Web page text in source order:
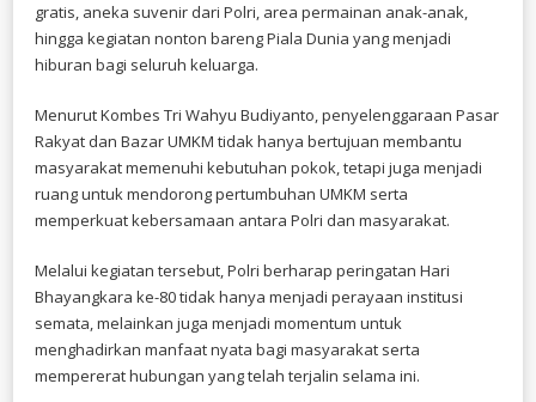
gratis, aneka suvenir dari Polri, area permainan anak-anak,
hingga kegiatan nonton bareng Piala Dunia yang menjadi
hiburan bagi seluruh keluarga.
Menurut Kombes Tri Wahyu Budiyanto, penyelenggaraan Pasar
Rakyat dan Bazar UMKM tidak hanya bertujuan membantu
masyarakat memenuhi kebutuhan pokok, tetapi juga menjadi
ruang untuk mendorong pertumbuhan UMKM serta
memperkuat kebersamaan antara Polri dan masyarakat.
Melalui kegiatan tersebut, Polri berharap peringatan Hari
Bhayangkara ke-80 tidak hanya menjadi perayaan institusi
semata, melainkan juga menjadi momentum untuk
menghadirkan manfaat nyata bagi masyarakat serta
mempererat hubungan yang telah terjalin selama ini.